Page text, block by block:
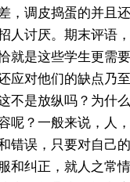
，调皮捣蛋的并且
人讨厌。期末评语
就是这些学生更需
应对他们的缺点乃
不是放纵吗？为什
呢？一般来说，人
错误，只要对自己
和纠正，就人之常